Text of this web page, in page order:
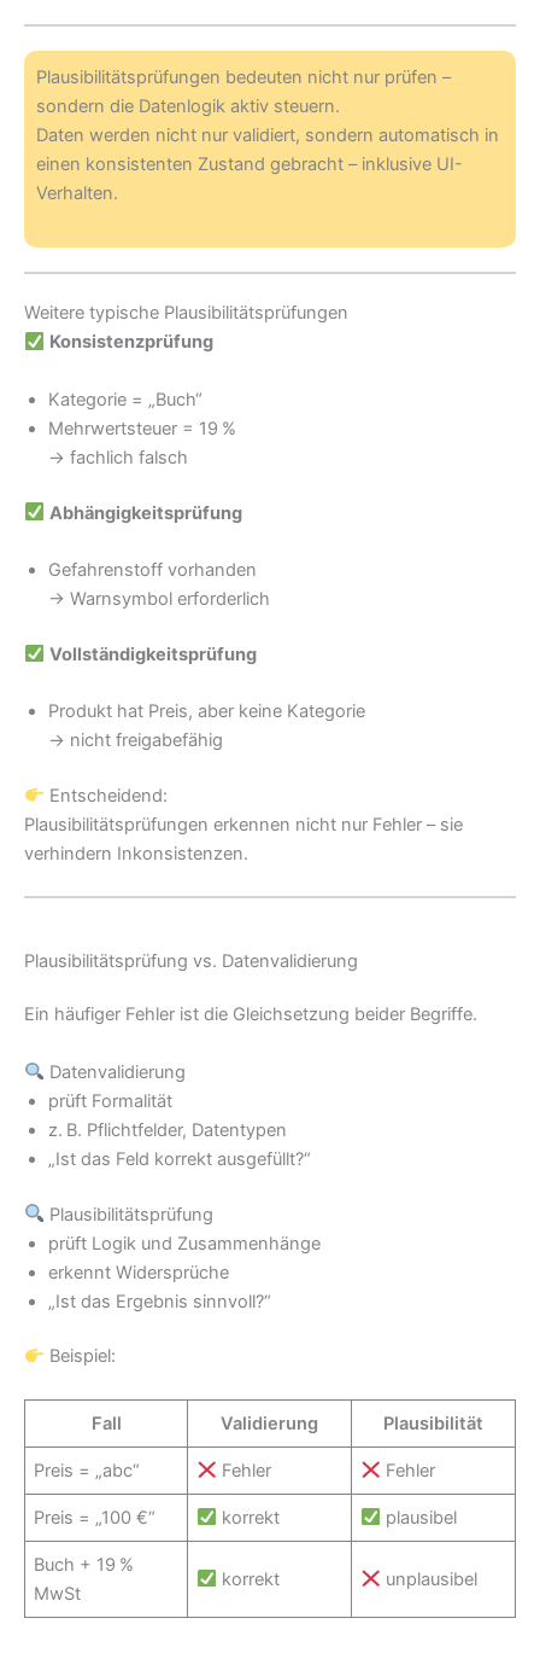
Plausibilitätsprüfungen bedeuten nicht nur prüfen –
sondern die Datenlogik aktiv steuern.
Daten werden nicht nur validiert, sondern automatisch in
einen konsistenten Zustand gebracht – inklusive UI-
Verhalten.
Weitere typische Plausibilitätsprüfungen
Konsistenzprüfung
Kategorie = „Buch“
Mehrwertsteuer = 19 %
→ fachlich falsch
Abhängigkeitsprüfung
Gefahrenstoff vorhanden
→ Warnsymbol erforderlich
Vollständigkeitsprüfung
Produkt hat Preis, aber keine Kategorie
→ nicht freigabefähig
Entscheidend:
Plausibilitätsprüfungen erkennen nicht nur Fehler – sie
verhindern Inkonsistenzen.
Plausibilitätsprüfung vs. Datenvalidierung
Ein häufiger Fehler ist die Gleichsetzung beider Begriffe.
Datenvalidierung
prüft Formalität
z. B. Pflichtfelder, Datentypen
„Ist das Feld korrekt ausgefüllt?“
Plausibilitätsprüfung
prüft Logik und Zusammenhänge
erkennt Widersprüche
„Ist das Ergebnis sinnvoll?“
Beispiel:
Fall Validierung Plausibilität
Preis = „abc“ Fehler Fehler
Preis = „100 €“ korrekt plausibel
Buch + 19 %
MwSt
korrekt unplausibel